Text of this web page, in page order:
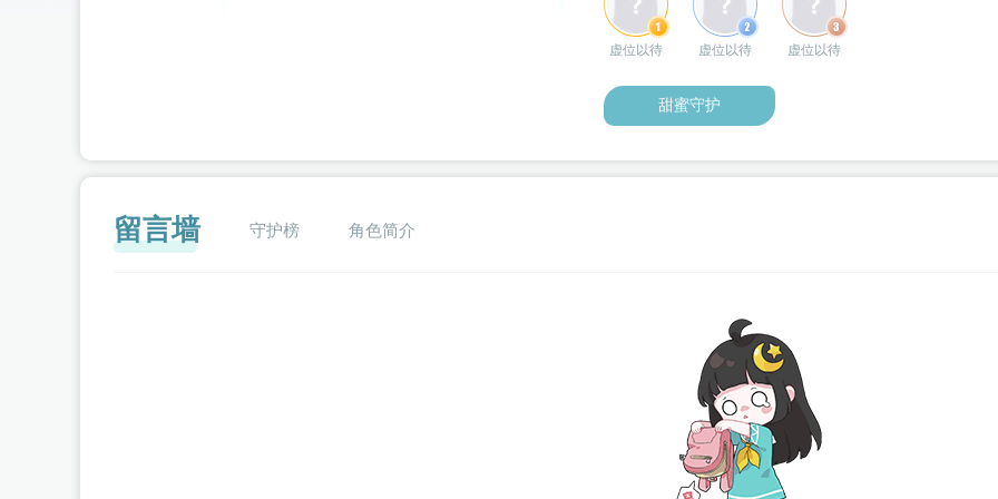
虚位以待 虚位以待 虚位以待
甜蜜守护
留言墙 守护榜 角色简介